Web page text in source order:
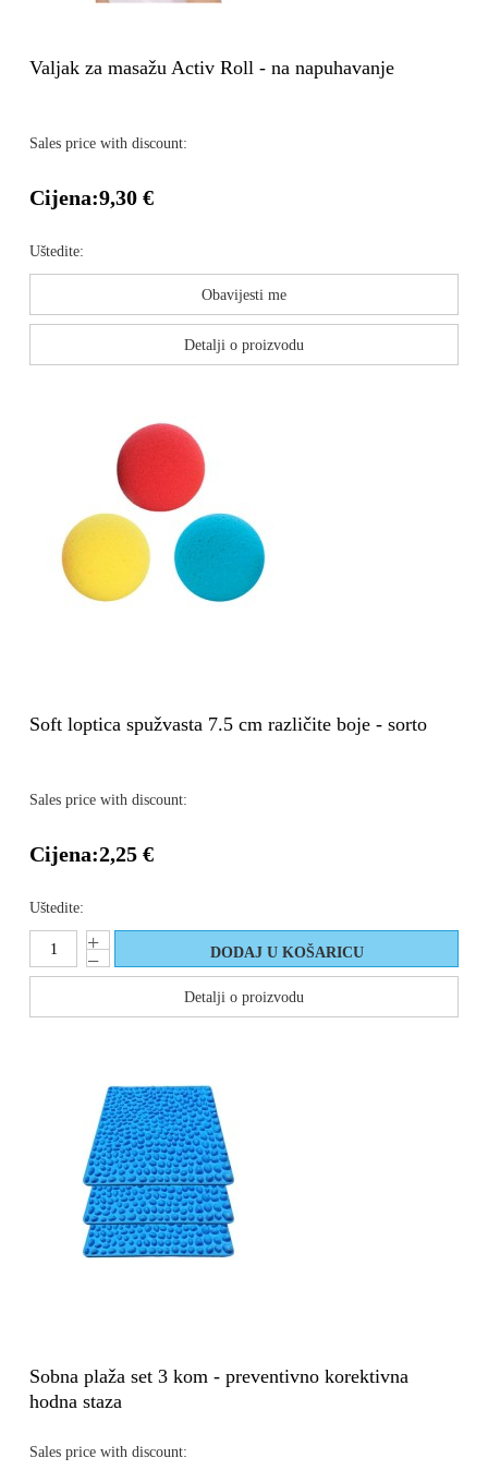
Valjak za masažu Activ Roll - na napuhavanje
Sales price with discount:
Cijena:9,30 €
Uštedite:
Obavijesti me
Detalji o proizvodu
Soft loptica spužvasta 7.5 cm različite boje - sorto
Sales price with discount:
Cijena:2,25 €
Uštedite:
Detalji o proizvodu
Sobna plaža set 3 kom - preventivno korektivna
hodna staza
Sales price with discount: